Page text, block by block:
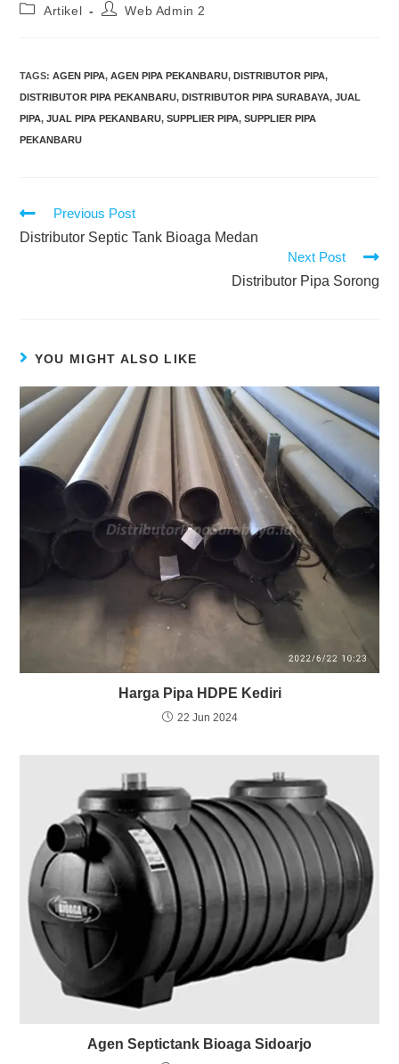
Artikel Web Admin 2
TAGS:AGEN PIPA, AGEN PIPA PEKANBARU, DISTRIBUTOR PIPA,
DISTRIBUTOR PIPA PEKANBARU, DISTRIBUTOR PIPA SURABAYA, JUAL
PIPA, JUAL PIPA PEKANBARU, SUPPLIER PIPA, SUPPLIER PIPA
PEKANBARU
Previous Post
Distributor Septic Tank Bioaga Medan
Next Post
Distributor Pipa Sorong
YOU MIGHT ALSO LIKE
Harga Pipa HDPE Kediri
22 Jun 2024
Agen Septictank Bioaga Sidoarjo